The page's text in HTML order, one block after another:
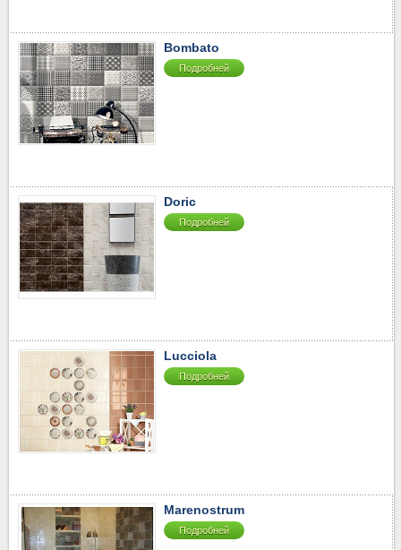
50-60
▼
60-70
70-80
80-90
90-100
100-110
120-130
▼
130-2510
Bombato
Подробней
Doric
Подробней
Lucciola
Подробней
Marenostrum
Подробней